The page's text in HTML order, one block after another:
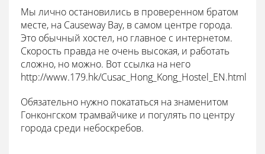
Мы лично остановились в проверенном братом
месте, на Causeway Bay, в самом центре города.
Это обычный хостел, но главное с интернетом.
Скорость правда не очень высокая, и работать
сложно, но можно. Вот ссылка на него
http://www.179.hk/Cusac_Hong_Kong_Hostel_EN.html
Обязательно нужно покататься на знаменитом
Гонконгском трамвайчике и погулять по центру
города среди небоскребов.